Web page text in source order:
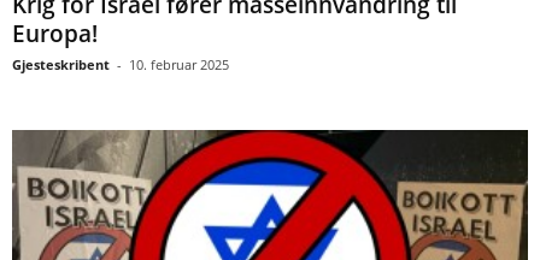
Europa!
Gjesteskribent - 10. februar 2025